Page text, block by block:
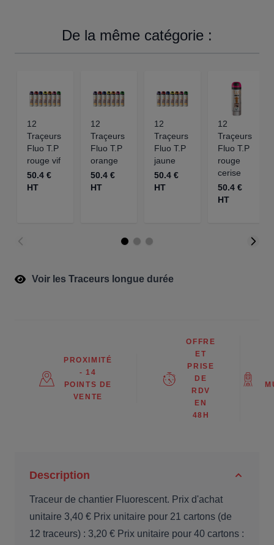
De la même catégorie :
12
Traçeurs
Fluo T.P
rouge vif
50.4 €
HT
12
Traçeurs
Fluo T.P
orange
50.4 €
HT
12
Traçeurs
Fluo T.P
jaune
50.4 €
HT
12
Traçeurs
Fluo T.P
rouge
cerise
50.4 €
HT
Voir les Traceurs longue durée
PROXIMITÉ
- 14
POINTS DE
VENTE
OFFRE
ET
PRISE
DE
RDV
EN
48H
Description
Traceur de chantier Fluorescent. Prix d'achat
unitaire 3,40 € Prix unitaire pour 21 cartons (de
12 traceurs) : 3,20 € Prix unitaire pour 40 cartons :